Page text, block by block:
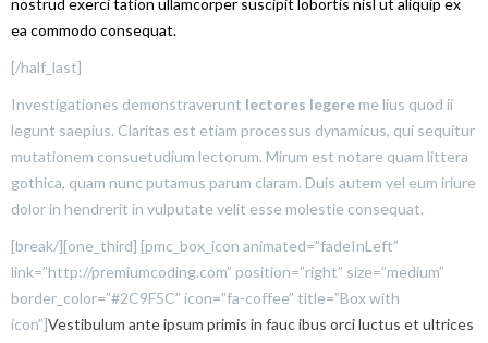
nostrud exerci tation ullamcorper suscipit lobortis nisl ut aliquip ex
ea commodo consequat.
[/half_last]
Investigationes demonstraverunt lectores legere me lius quod ii
legunt saepius. Claritas est etiam processus dynamicus, qui sequitur
mutationem consuetudium lectorum. Mirum est notare quam littera
gothica, quam nunc putamus parum claram. Duis autem vel eum iriure
dolor in hendrerit in vulputate velit esse molestie consequat.
[break/][one_third] [pmc_box_icon animated=”fadeInLeft”
link=”http://premiumcoding.com” position=”right” size=”medium”
border_color=”#2C9F5C” icon=”fa-coffee” title=”Box with
icon”]Vestibulum ante ipsum primis in fauc ibus orci luctus et ultrices